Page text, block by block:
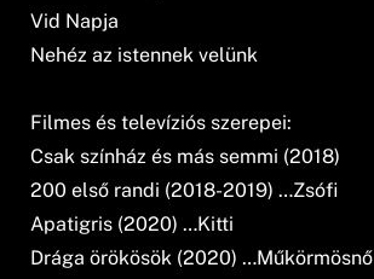
Vid Napja
Nehéz az istennek velünk
Filmes és televíziós szerepei:
Csak színház és más semmi (2018)
200 első randi (2018-2019) …Zsófi
Apatigris (2020) …Kitti
Drága örökösök (2020) …Műkörmösnő